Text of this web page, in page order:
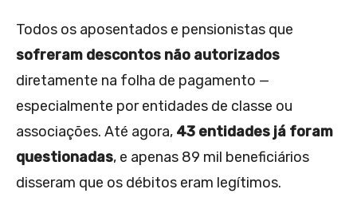
Todos os aposentados e pensionistas que
sofreram descontos não autorizados
diretamente na folha de pagamento —
especialmente por entidades de classe ou
associações. Até agora, 43 entidades já foram
questionadas, e apenas 89 mil beneficiários
disseram que os débitos eram legítimos.